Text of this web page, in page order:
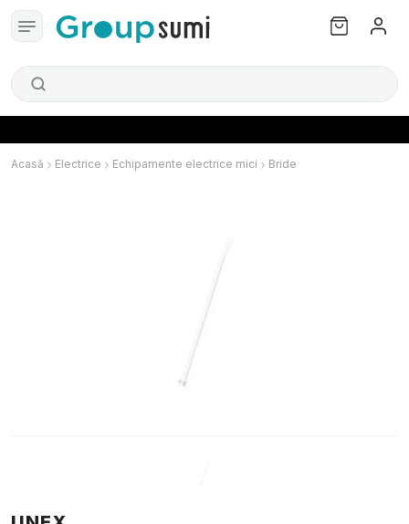
Acasă Electrice Echipamente electrice mici Bride